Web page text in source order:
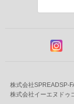
株式会社SPREADSP-
株式会社イーエヌドゥ